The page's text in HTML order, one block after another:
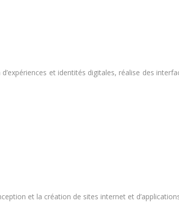
et identités digitales, réalise des
et la création de sites internet et